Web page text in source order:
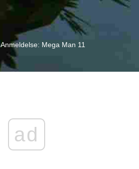
Anmeldelse: Mega Man 11
ad